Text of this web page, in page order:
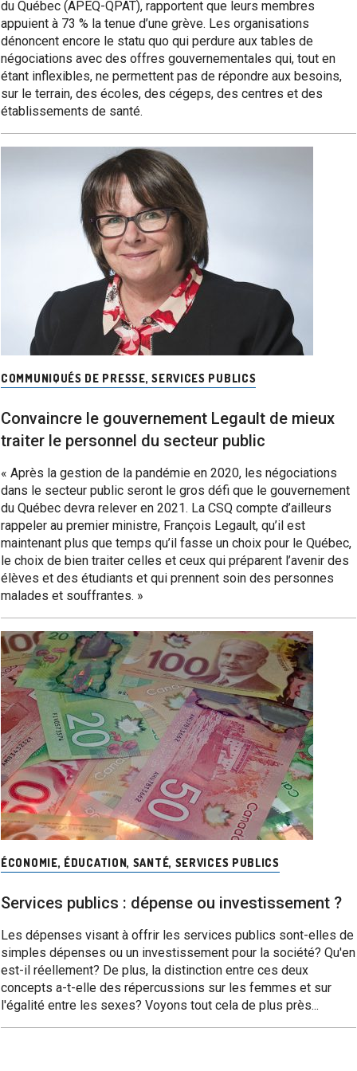
du Québec (APEQ-QPAT), rapportent que leurs membres
appuient à 73 % la tenue d’une grève. Les organisations
dénoncent encore le statu quo qui perdure aux tables de
négociations avec des offres gouvernementales qui, tout en
étant inflexibles, ne permettent pas de répondre aux besoins,
sur le terrain, des écoles, des cégeps, des centres et des
établissements de santé.
COMMUNIQUÉS DE PRESSE,SERVICES PUBLICS
Convaincre le gouvernement Legault de mieux
traiter le personnel du secteur public
« Après la gestion de la pandémie en 2020, les négociations
dans le secteur public seront le gros défi que le gouvernement
du Québec devra relever en 2021. La CSQ compte d’ailleurs
rappeler au premier ministre, François Legault, qu’il est
maintenant plus que temps qu’il fasse un choix pour le Québec,
le choix de bien traiter celles et ceux qui préparent l’avenir des
élèves et des étudiants et qui prennent soin des personnes
malades et souffrantes. »
ÉCONOMIE, ÉDUCATION, SANTÉ, SERVICES PUBLICS
Services publics : dépense ou investissement ?
Les dépenses visant à offrir les services publics sont-elles de
simples dépenses ou un investissement pour la société? Qu'en
est-il réellement? De plus, la distinction entre ces deux
concepts a-t-elle des répercussions sur les femmes et sur
l'égalité entre les sexes? Voyons tout cela de plus près...